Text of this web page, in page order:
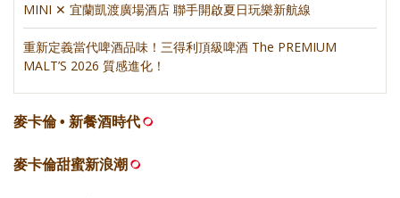
MINI ✕ 宜蘭凱渡廣場酒店 聯手開啟夏日玩樂新航線
重新定義當代啤酒品味！三得利頂級啤酒 The PREMIUM
MALT’S 2026 質感進化！
麥卡倫 • 新餐酒時代
麥卡倫甜蜜新浪潮